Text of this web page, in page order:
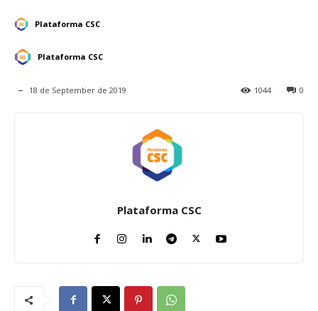
Plataforma CSC
Plataforma CSC
18 de September de 2019 0
1044
Plataforma CSC